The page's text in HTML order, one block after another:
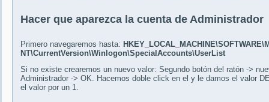
Hacer que aparezca la cuenta de Administrador
Primero navegaremos hasta:
NT\CurrentVersion\Winlogon\SpecialAccounts\UserList
Si no existe crearemos un nuevo valor: Segundo botón del ratón ->
Administrador -> OK. Hacemos doble click en el y le damos el valor
el valor por un 1.